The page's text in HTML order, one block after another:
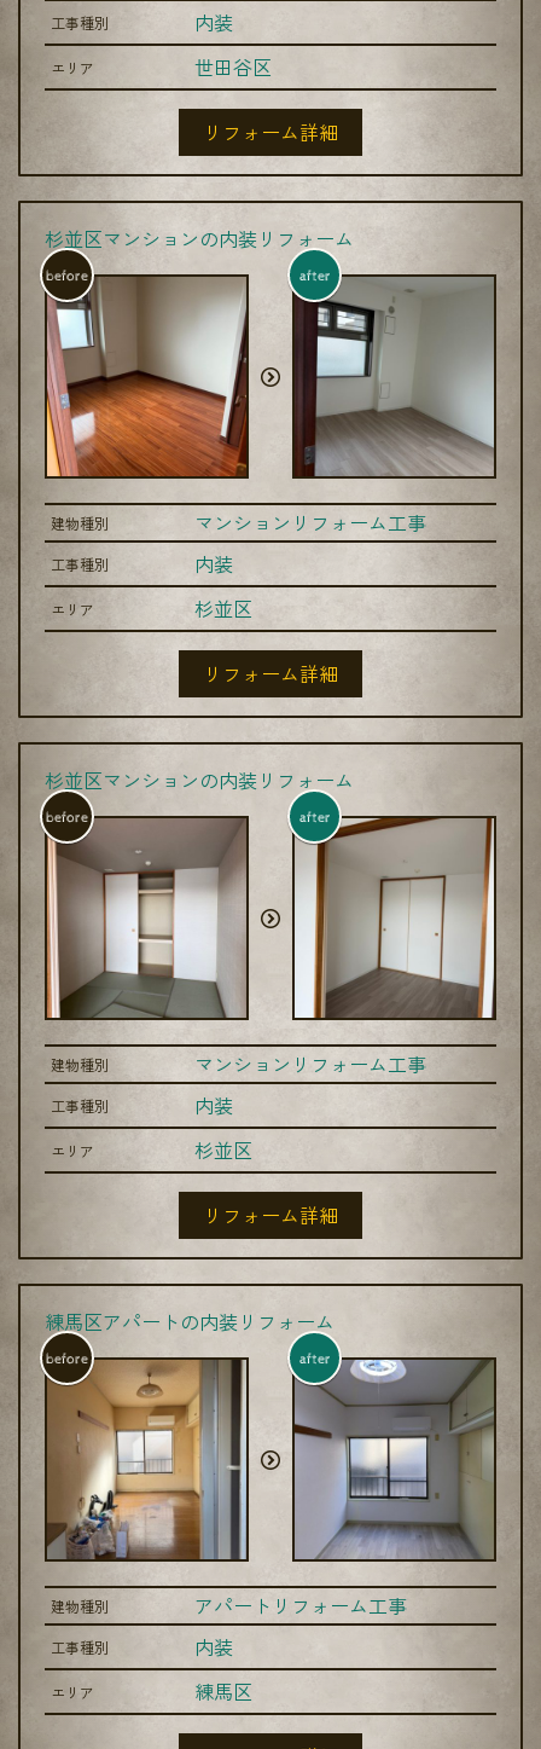
工事種別 内装
エリア 世田谷区
リフォーム詳細
杉並区マンションの内装リフォーム
before after
建物種別 マンションリフォーム工事
工事種別 内装
エリア 杉並区
リフォーム詳細
杉並区マンションの内装リフォーム
before after
建物種別 マンションリフォーム工事
工事種別 内装
エリア 杉並区
リフォーム詳細
練馬区アパートの内装リフォーム
before after
建物種別 アパートリフォーム工事
工事種別 内装
エリア 練馬区